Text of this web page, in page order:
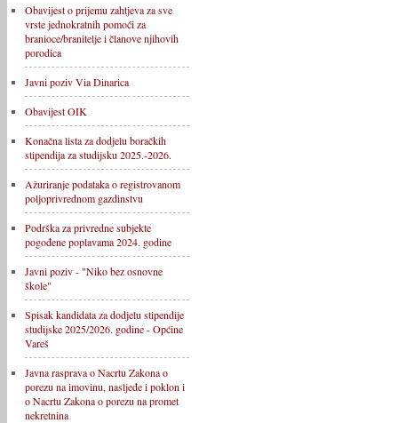
Obavijest o prijemu zahtjeva za sve
vrste jednokratnih pomoći za
branioce/branitelje i članove njihovih
porodica
Javni poziv Via Dinarica
Obavijest OIK
Konačna lista za dodjelu boračkih
stipendija za studijsku 2025.-2026.
Ažuriranje podataka o registrovanom
poljoprivrednom gazdinstvu
Podrška za privredne subjekte
pogođene poplavama 2024. godine
Javni poziv - "Niko bez osnovne
škole"
Spisak kandidata za dodjelu stipendije
studijske 2025/2026. godine - Općine
Vareš
Javna rasprava o Nacrtu Zakona o
porezu na imovinu, nasljeđe i poklon i
o Nacrtu Zakona o porezu na promet
nekretnina